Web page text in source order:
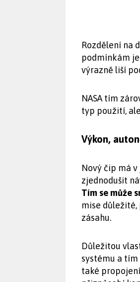
Rozdělení na
podmínkám
výrazně liší
NASA tím
typ použití,
Výkon,
Nový čip má
zjednodušit
Tím se může
mise
zásahu.
Důležitou
systému a
také